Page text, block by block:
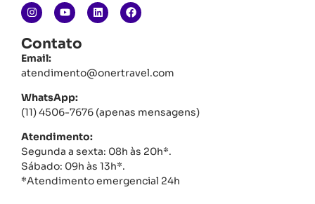
Contato
Email:
atendimento@onertravel.com
WhatsApp:
(11) 4506-7676 (apenas mensagens)
Atendimento:
Segunda a sexta: 08h às 20h*.
Sábado: 09h às 13h*.
*Atendimento emergencial 24h